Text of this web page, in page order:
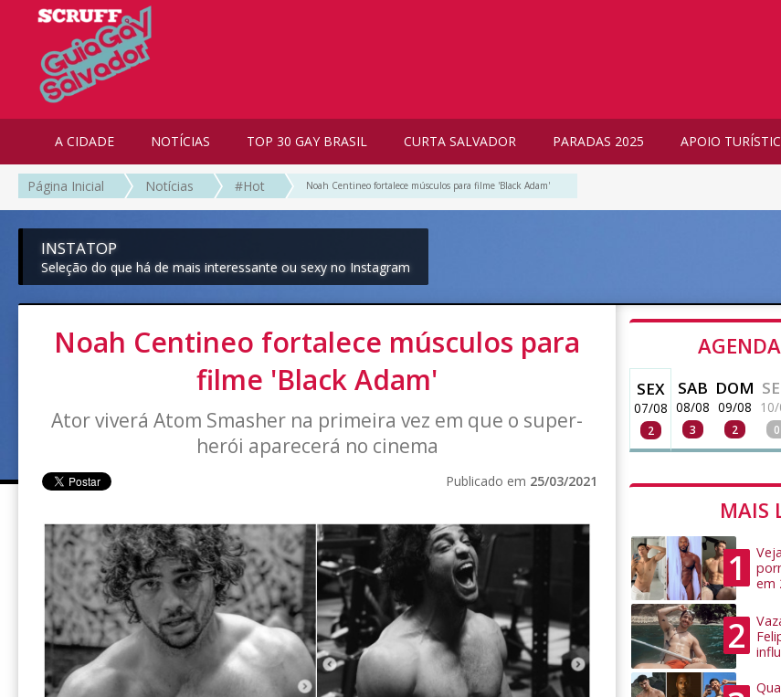
A CIDADE NOTÍCIAS TOP 30 GAY BRASIL CURTA SALVADOR PARADAS 2025 APOIO
Página Inicial Notícias #Hot Noah Centineo fortalece músculos para filme 'Black Adam'
INSTATOP
Seleção do que há de mais interessante ou sexy no Instagram
Noah Centineo fortalece músculos para
filme 'Black Adam'
Ator viverá Atom Smasher na primeira vez em que o super-
herói aparecerá no cinema
Publicado em 25/03/2021
AGENDA
SEX
07/08
2
SAB
08/08
3
DOM
09/08
2 0
MAIS
1
em
2